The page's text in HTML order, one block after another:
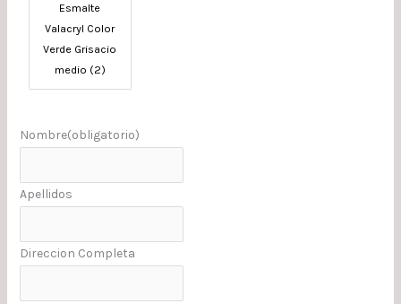
Esmalte
Valacryl Color
Verde Grisacio
medio (2)
Nombre(obligatorio)
Apellidos
Direccion Completa